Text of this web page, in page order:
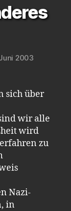
2003
sich über
wir alle
wird
zu
Nazi-
in